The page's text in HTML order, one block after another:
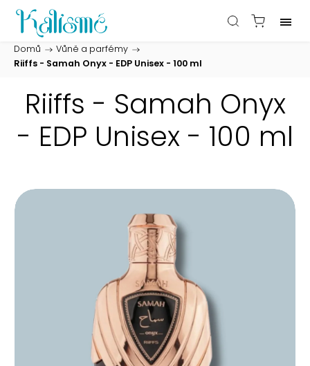
Domů / Vůně a parfémy /
Riiffs - Samah Onyx - EDP Unisex - 100 ml
Riiffs - Samah Onyx
- EDP Unisex - 100 ml